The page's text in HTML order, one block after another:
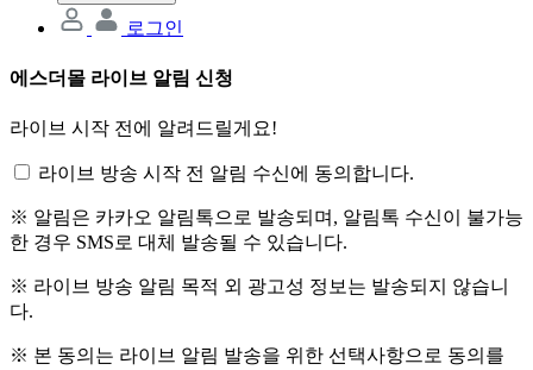
로그인
에스더몰 라이브 알림 신청
라이브 시작 전에 알려드릴게요!
라이브 방송 시작 전 알림 수신에 동의합니다.
※ 알림은 카카오 알림톡으로 발송되며, 알림톡 수신이 불가능
한 경우 SMS로 대체 발송될 수 있습니다.
※ 라이브 방송 알림 목적 외 광고성 정보는 발송되지 않습니
다.
※ 본 동의는 라이브 알림 발송을 위한 선택사항으로 동의를